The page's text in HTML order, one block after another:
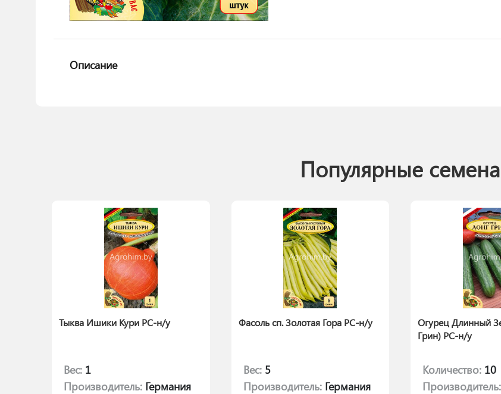
Описание
Популярные семена
Тыква Ишики Кури РС-н/у
Вес: 1
Производитель: Германия
Фасоль сп. Золотая Гора РС-н/у
Вес: 5
Производитель: Германия
Огурец Длинный
Грин) РС-н/у
Количество: 10
Производитель: